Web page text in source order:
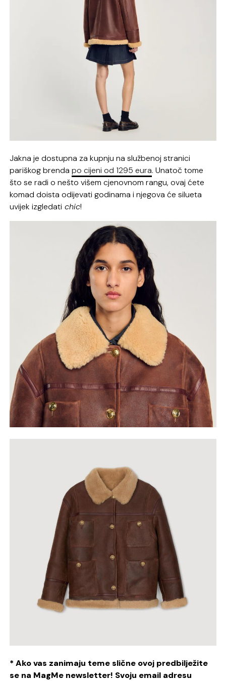
Jakna je dostupna za kupnju na službenoj stranici
pariškog brendapo cijeni od 1295 eura. Unatoč tome
što se radi o nešto višem cjenovnom rangu, ovaj ćete
komad doista odijevati godinama i njegova će silueta
uvijek izgledati chic!
* Ako vas zanimaju teme slične ovoj predbilježite
se na MagMe newsletter! Svoju email adresu